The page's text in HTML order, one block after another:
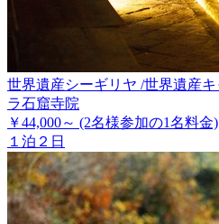
世界遺産シーギリヤ /世界遺産
ラ石窟寺院
￥44,000～ (2名様参加の1名料金)
１泊２日